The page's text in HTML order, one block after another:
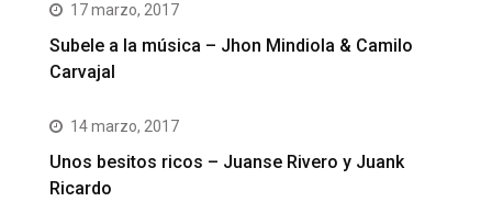
17 marzo, 2017
Subele a la música – Jhon Mindiola & Camilo
Carvajal
14 marzo, 2017
Unos besitos ricos – Juanse Rivero y Juank
Ricardo